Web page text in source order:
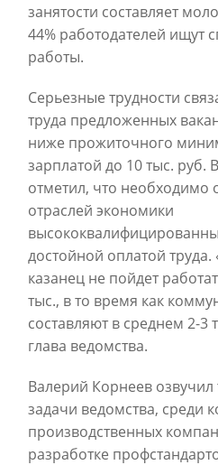
занятости составляет
44% работодателей ищут
работы.
Серьезные трудности
труда предложенных
ниже прожиточного
зарплатой до 10 тыс. руб.
отметил, что необходимо
отраслей экономики
достойной оплатой
казанец не пойдет
тыс., в то время как
составляют в среднем 2-3
глава ведомства.
Валерий Корнеев
задачи ведомства, среди
производственных
разработке